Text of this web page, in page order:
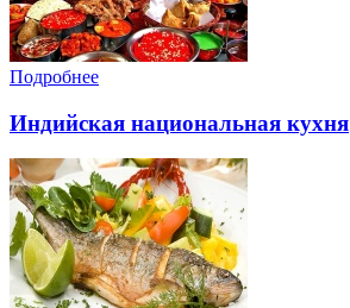
Подробнее
Индийская национальная кухня